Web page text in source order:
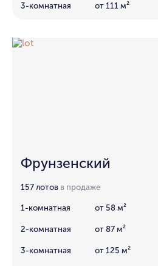
3-комнатная от 111 м²
Фрунзенский
157 лотов в продаже
1-комнатная от 58 м²
2-комнатная от 87 м²
3-комнатная от 125 м²